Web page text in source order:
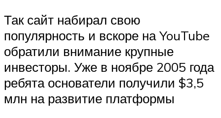
Так сайт набирал свою
популярность и вскоре на YouTube
обратили внимание крупные
инвесторы. Уже в ноябре 2005 года
ребята основатели получили $3,5
млн на развитие платформы